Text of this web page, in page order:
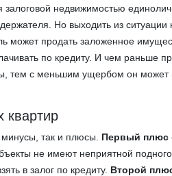
залоговой недвижимостью
Но выходить из
может продать заложенное
по кредиту. И чем раньше
тем с меньшим ущербом он может
квартир
минусы, так и плюсы. Первый плюс
не имеют неприятной
в залог по кредиту. Второй